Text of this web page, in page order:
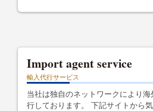
Import agent service
輸入代行サービス
当社は独自のネットワークにより
行しております。 下記サイトから